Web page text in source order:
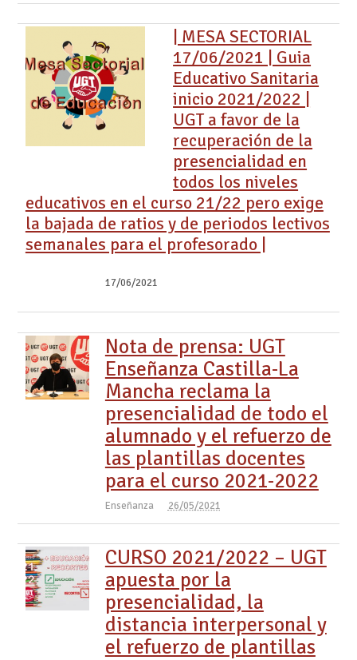
| MESA SECTORIAL
17/06/2021 | Guia
Educativo Sanitaria
inicio 2021/2022 |
UGT a favor de la
recuperación de la
presencialidad en
todos los niveles
educativos en el curso 21/22 pero exige
la bajada de ratios y de periodos lectivos
semanales para el profesorado |
17/06/2021
Nota de prensa: UGT
Enseñanza Castilla-La
Mancha reclama la
presencialidad de todo el
alumnado y el refuerzo de
las plantillas docentes
para el curso 2021-2022
Enseñanza 26/05/2021
CURSO 2021/2022 – UGT
apuesta por la
presencialidad, la
distancia interpersonal y
el refuerzo de plantillas